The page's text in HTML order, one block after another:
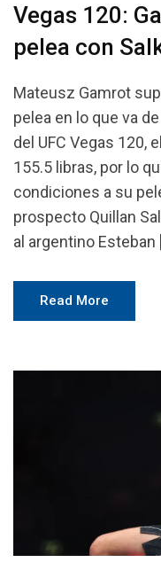
Vegas 120:
pelea con
Mateusz Gamrot
pelea en lo que va
del UFC Vegas 120,
155.5 libras, por lo
condiciones a su
prospecto Quillan
al argentino Esteban
Read More